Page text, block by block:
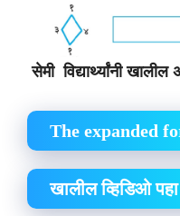
सेमी विद्यार्थ्यांनी खालील
The expanded
खालील व्हिडिओ